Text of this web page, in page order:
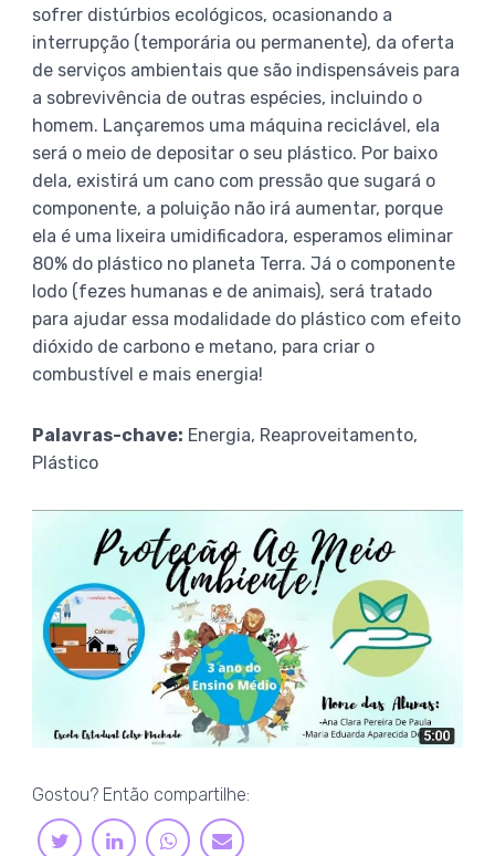
sofrer distúrbios ecológicos, ocasionando a
interrupção (temporária ou permanente), da oferta
de serviços ambientais que são indispensáveis para
a sobrevivência de outras espécies, incluindo o
homem. Lançaremos uma máquina reciclável, ela
será o meio de depositar o seu plástico. Por baixo
dela, existirá um cano com pressão que sugará o
componente, a poluição não irá aumentar, porque
ela é uma lixeira umidificadora, esperamos eliminar
80% do plástico no planeta Terra. Já o componente
lodo (fezes humanas e de animais), será tratado
para ajudar essa modalidade do plástico com efeito
dióxido de carbono e metano, para criar o
combustível e mais energia!
Palavras-chave: Energia, Reaproveitamento,
Plástico
Gostou? Então compartilhe:
TWITTERLINKEDINWHATSAPP
E-